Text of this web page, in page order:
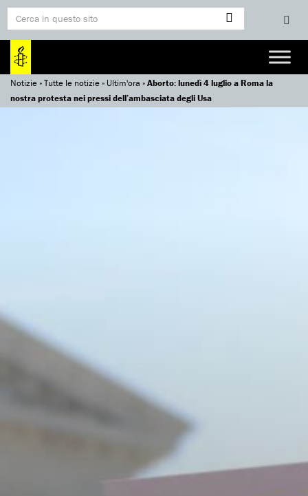
Notizie»Tutte le notizie» Ultim'ora »Aborto: lunedì 4 luglio a Roma la
nostra protesta nei pressi dell’ambasciata degli Usa